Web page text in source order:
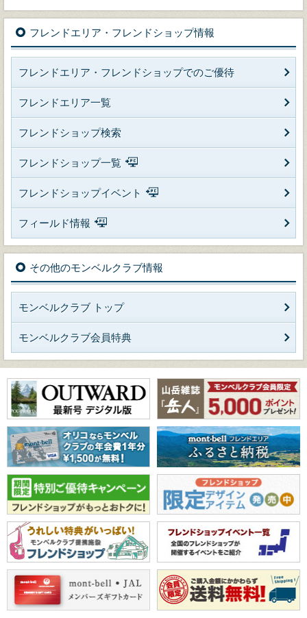
フレンドエリア・フレンドショップ情報
フレンドエリア・フレンドショップでのご優待
フレンドエリア一覧
フレンドショップ検索
フレンドショップ一覧
フレンドショップイベント
フィールド情報
その他のモンベルクラブ情報
モンベルクラブ トップ
モンベルクラブ会員特典